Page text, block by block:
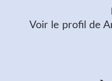
Voir le profil de